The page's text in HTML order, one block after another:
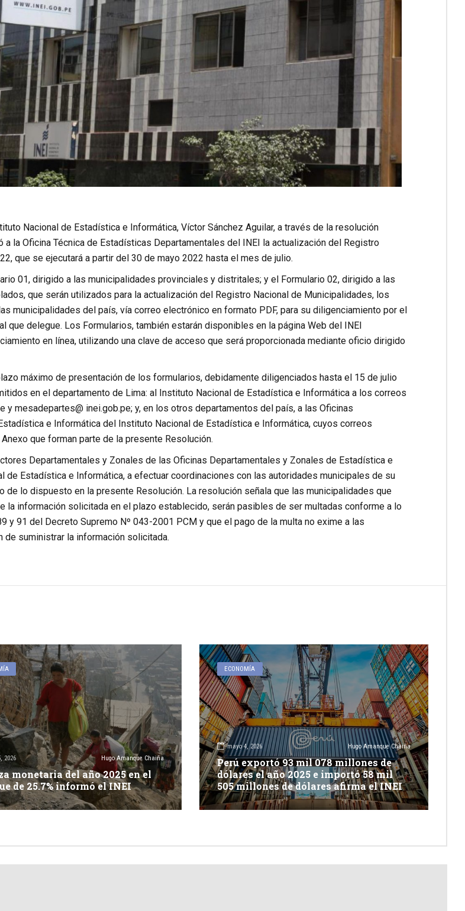
Nacional de Estadística e Informática, Víctor Sánchez Aguilar, a través de la resolución
la Oficina Técnica de Estadísticas Departamentales del INEI la actualización del Registro
que se ejecutará a partir del 30 de mayo 2022 hasta el mes de julio.
01, dirigido a las municipalidades provinciales y distritales; y el Formulario 02, dirigido a las
que serán utilizados para la actualización del Registro Nacional de Municipalidades, los
municipalidades del país, vía correo electrónico en formato PDF, para su diligenciamiento por el
que delegue. Los Formularios, también estarán disponibles en la página Web del INEI
en línea, utilizando una clave de acceso que será proporcionada mediante oficio dirigido
máximo de presentación de los formularios, debidamente diligenciados hasta el 15 de julio
en el departamento de Lima: al Instituto Nacional de Estadística e Informática a los correos
y mesadepartes@ inei.gob.pe; y, en los otros departamentos del país, a las Oficinas
e Informática del Instituto Nacional de Estadística e Informática, cuyos correos
que forman parte de la presente Resolución.
Departamentales y Zonales de las Oficinas Departamentales y Zonales de Estadística e
de Estadística e Informática, a efectuar coordinaciones con las autoridades municipales de su
de lo dispuesto en la presente Resolución. La resolución señala que las municipalidades que
la información solicitada en el plazo establecido, serán pasibles de ser multadas conforme a lo
y 91 del Decreto Supremo Nº 043-2001 PCM y que el pago de la multa no exime a las
de suministrar la información solicitada.
2026 Hugo Amanque Chaiña
monetaria del año 2025 en el
de 25.7% informó el INEI
ECONOMÍA
mayo 4, 2026 Hugo Amanque Chaiña
Perú exportó 93 mil 078 millones de
dólares el año 2025 e importó 58 mil
505 millones de dólares afirma el INEI